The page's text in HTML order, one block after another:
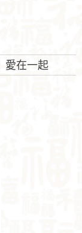
愛在一起